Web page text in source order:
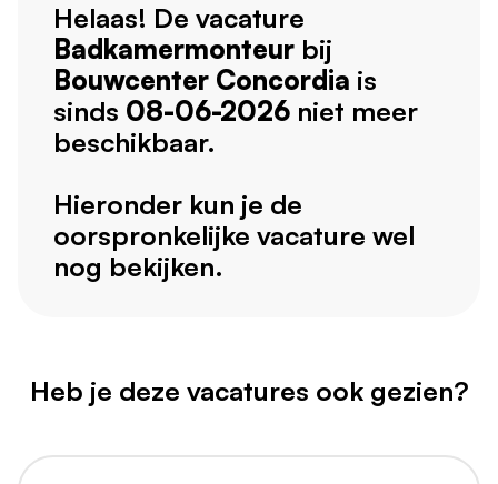
Helaas! De vacature
Badkamermonteur bij
Bouwcenter Concordia is
sinds 08-06-2026 niet meer
beschikbaar.
Hieronder kun je de
oorspronkelijke vacature wel
nog bekijken.
Heb je deze vacatures ook gezien?